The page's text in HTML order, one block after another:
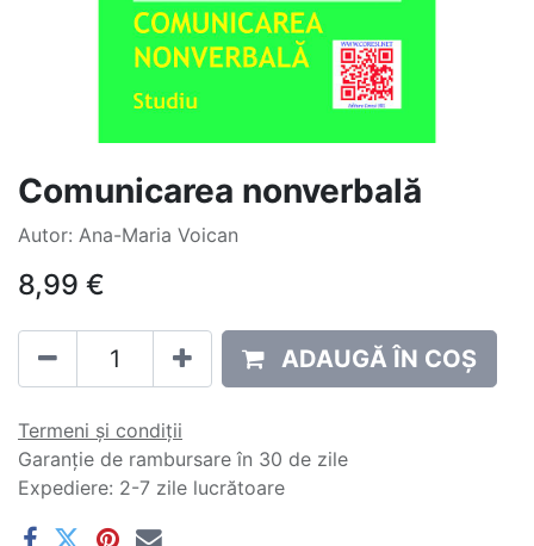
Comunicarea nonverbală
Autor: Ana-Maria Voican
8,99 €
ADAUGĂ ÎN COȘ
Termeni și condiții
Garanție de rambursare în 30 de zile
Expediere: 2-7 zile lucrătoare